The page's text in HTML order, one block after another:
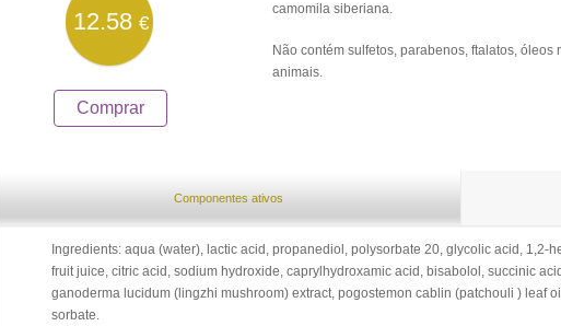
12.58 €
Comprar
camomila siberiana.
Não contém sulfetos, parabenos, ftalatos,
animais.
Componentes ativos
Ingredients: aqua (water), lactic acid, propanediol, polysorbate 20, glycolic acid, 1,2-
fruit juice, citric acid, sodium hydroxide, caprylhydroxamic acid, bisabolol, succinic
ganoderma lucidum (lingzhi mushroom) extract, pogostemon cablin (patchouli ) leaf
sorbate.